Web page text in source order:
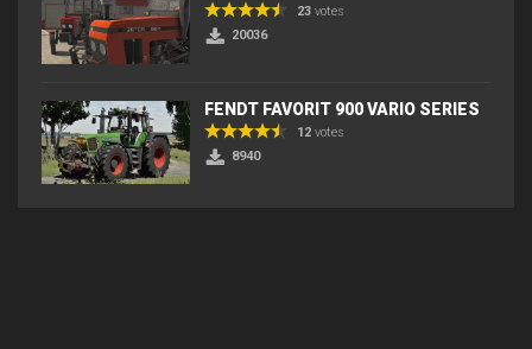
23 votes
20036
FENDT FAVORIT 900 VARIO SERIES
12 votes
8940